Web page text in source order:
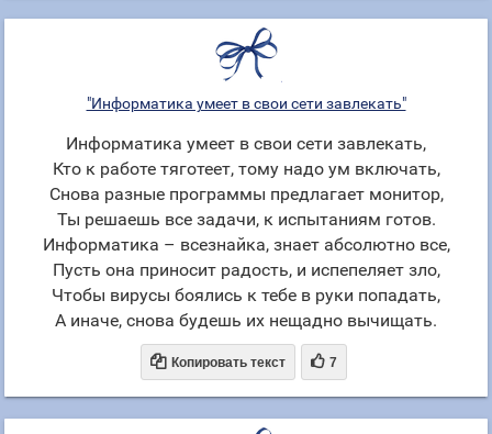
"Информатика умеет в свои сети завлекать"
Информатика умеет в свои сети завлекать,
Кто к работе тяготеет, тому надо ум включать,
Снова разные программы предлагает монитор,
Ты решаешь все задачи, к испытаниям готов.
Информатика – всезнайка, знает абсолютно все,
Пусть она приносит радость, и испепеляет зло,
Чтобы вирусы боялись к тебе в руки попадать,
А иначе, снова будешь их нещадно вычищать.
 Копировать текст  7